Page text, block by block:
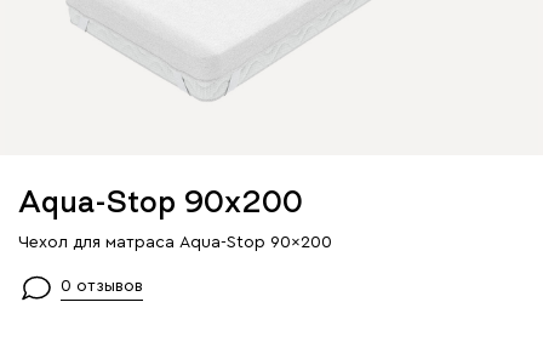
Aqua-Stop 90x200
Чехол для матраса Aqua-Stop 90x200
0 отзывов